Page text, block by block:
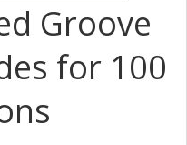
Groove
for 100